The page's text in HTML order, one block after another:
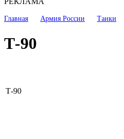
Главная Армия России Танки
Т-90
Т-90